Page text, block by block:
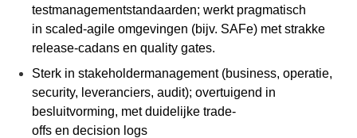
testmanagementstandaarden; werkt pragmatisch
in scaled-agile omgevingen (bijv. SAFe) met strakke
release-cadans en quality gates.
Sterk in stakeholdermanagement (business, operatie,
security, leveranciers, audit); overtuigend in
besluitvorming, met duidelijke trade-
offs en decision logs